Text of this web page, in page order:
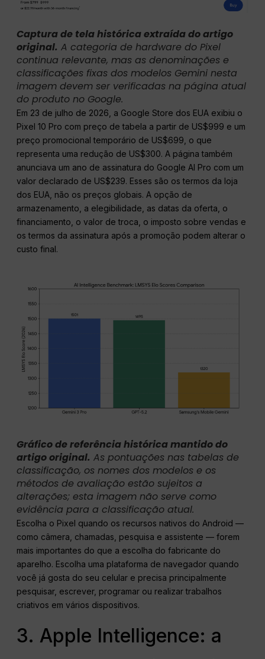
Captura de tela histórica extraída do artigo
original. A categoria de hardware do Pixel
continua relevante, mas as denominações e
classificações fixas dos modelos Gemini nesta
imagem devem ser verificadas na página atual
do produto no Google.
Em 23 de julho de 2026, a Google Store dos EUA exibiu o
Pixel 10 Pro com preço de tabela a partir de US$999 e um
preço promocional temporário de US$699, o que
representa uma redução de US$300. A página também
anunciava um ano de assinatura do Google AI Pro com um
valor declarado de US$239. Esses são os termos da loja
dos EUA, não os preços globais. A opção de
armazenamento, a elegibilidade, as datas da oferta, o
financiamento, o valor de troca, o imposto sobre vendas e
os termos da assinatura após a promoção podem alterar o
custo final.
Gráfico de referência histórica mantido do
artigo original. As pontuações nas tabelas de
classificação, os nomes dos modelos e os
métodos de avaliação estão sujeitos a
alterações; esta imagem não serve como
evidência para a classificação atual.
Escolha o Pixel quando os recursos nativos do Android —
como câmera, chamadas, pesquisa e assistente — forem
mais importantes do que a escolha do fabricante do
aparelho. Escolha uma plataforma de navegador quando
você já gosta do seu celular e precisa principalmente
pesquisar, escrever, programar ou realizar trabalhos
criativos em vários dispositivos.
3. Apple Intelligence: a